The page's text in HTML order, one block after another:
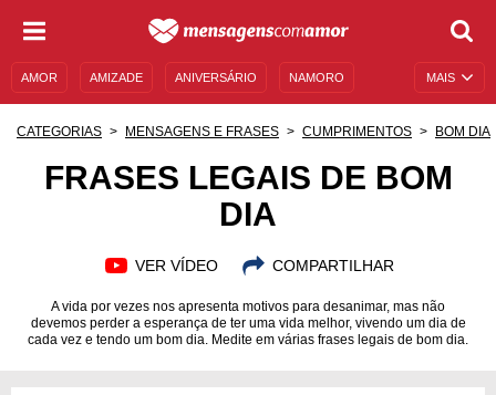
MAIS
AMOR AMIZADE ANIVERSÁRIO NAMORO
MENSAGENS DE ANIVERSÁRIO
CATEGORIAS MENSAGENS E FRASES CUMPRIMENTOS BOM DIA
FRASES LEGAIS DE BOM
DIA
VER VÍDEO COMPARTILHAR
A vida por vezes nos apresenta motivos para desanimar, mas não
devemos perder a esperança de ter uma vida melhor, vivendo um dia de
cada vez e tendo um bom dia. Medite em várias frases legais de bom dia.